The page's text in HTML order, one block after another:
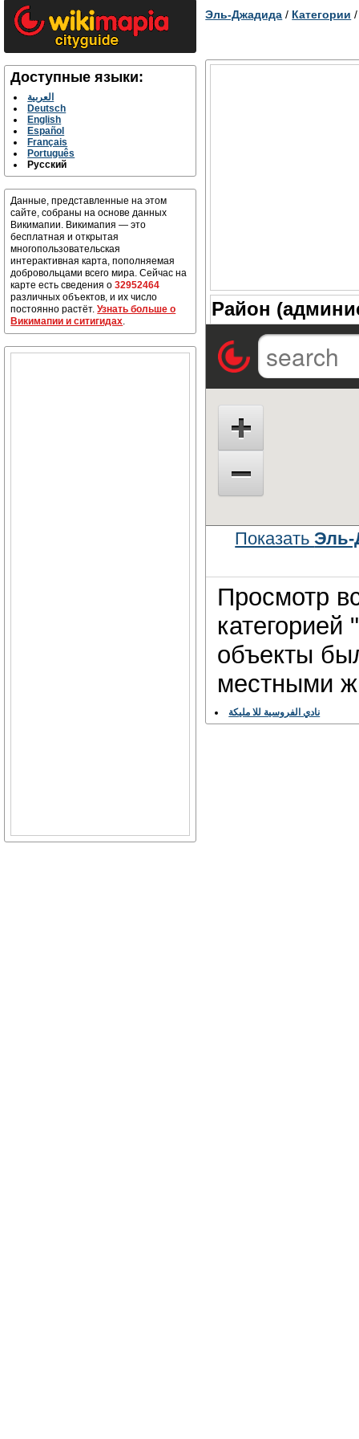
Доступные языки:
العربية
Deutsch
English
Español
Français
Português
Русский
Данные, представленные на этом
сайте, собраны на основе данных
Викимапии. Викимапия — это
бесплатная и открытая
многопользовательская
интерактивная карта, пополняемая
добровольцами всего мира. Сейчас на
карте есть сведения о32952464
различных объектов, и их число
постоянно растёт.Узнать больше о
Викимапии и ситигидах.
Эль-Джадида / Категории
Район
ПоказатьЭль-
Просмотр
объекты
местными
نادي الفروسية للا مليكة